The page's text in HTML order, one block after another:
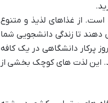
است. از غذاهای لذیذ و متنوع
تا زندگی دانشجویی شما
پرکار دانشگاهی در یک کافه
این لذت های کوچک بخشی از